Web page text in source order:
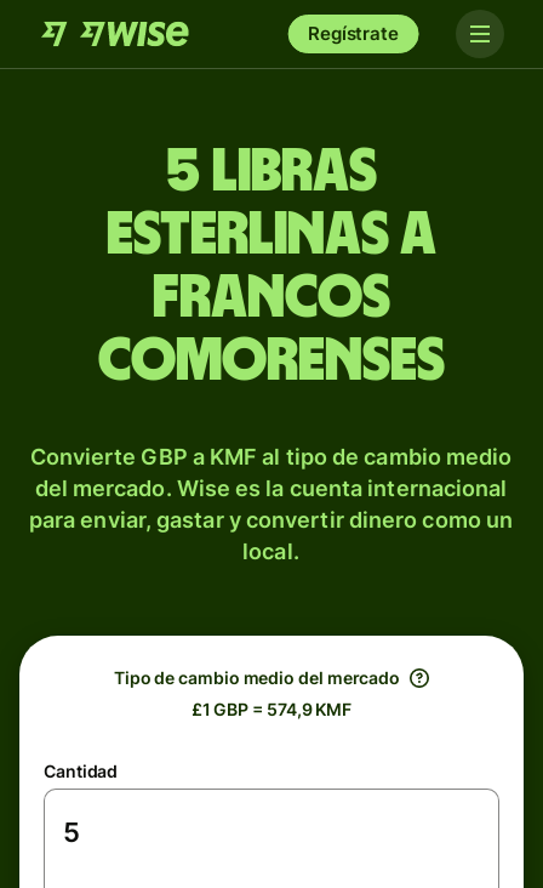
Regístrate
5 libras
esterlinas a
francos
comorenses
Convierte GBP a KMF al tipo de cambio medio
del mercado. Wise es la cuenta internacional
para enviar, gastar y convertir dinero como un
local.
Tipo de cambio medio del mercado
£1 GBP = 574,9 KMF
Cantidad